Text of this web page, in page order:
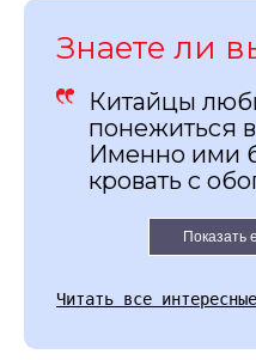
Знаете ли
Китайцы
понежиться
Именно ими
кровать с
Показать
Читать все